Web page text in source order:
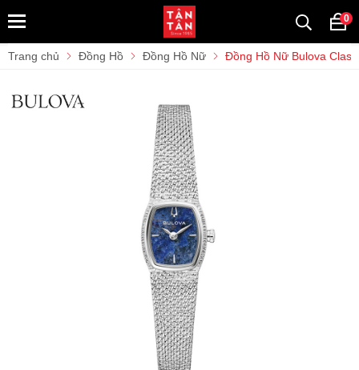
0
Trang chủ Đồng Hồ Đồng Hồ Nữ Đồng Hồ Nữ Bulova